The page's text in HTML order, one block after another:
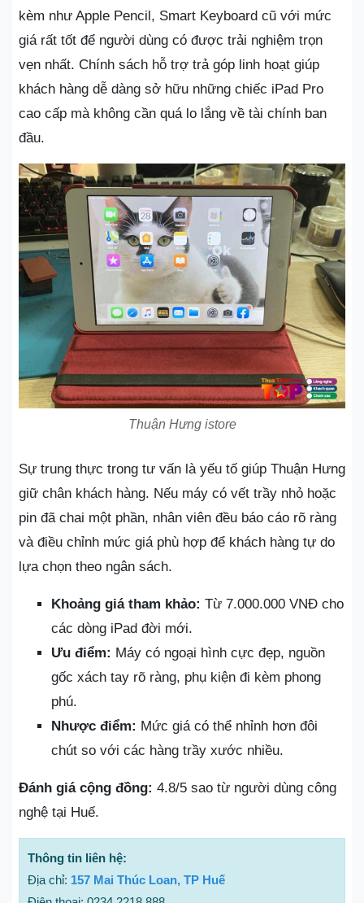
kèm như Apple Pencil, Smart Keyboard cũ với mức
giá rất tốt để người dùng có được trải nghiệm trọn
vẹn nhất. Chính sách hỗ trợ trả góp linh hoạt giúp
khách hàng dễ dàng sở hữu những chiếc iPad Pro
cao cấp mà không cần quá lo lắng về tài chính ban
đầu.
Thuận Hưng istore
Sự trung thực trong tư vấn là yếu tố giúp Thuận Hưng
giữ chân khách hàng. Nếu máy có vết trầy nhỏ hoặc
pin đã chai một phần, nhân viên đều báo cáo rõ ràng
và điều chỉnh mức giá phù hợp để khách hàng tự do
lựa chọn theo ngân sách.
Khoảng giá tham khảo: Từ 7.000.000 VNĐ cho
các dòng iPad đời mới.
Ưu điểm: Máy có ngoại hình cực đẹp, nguồn
gốc xách tay rõ ràng, phụ kiện đi kèm phong
phú.
Nhược điểm: Mức giá có thể nhỉnh hơn đôi
chút so với các hàng trầy xước nhiều.
Đánh giá cộng đồng: 4.8/5 sao từ người dùng công
nghệ tại Huế.
Thông tin liên hệ:
Địa chỉ: 157 Mai Thúc Loan, TP Huế